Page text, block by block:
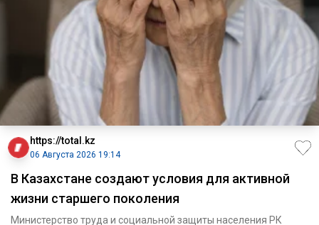
https://total.kz
06 Августа 2026 19:14
В Казахстане создают условия для активной
жизни старшего поколения
Министерство труда и социальной защиты населения РК